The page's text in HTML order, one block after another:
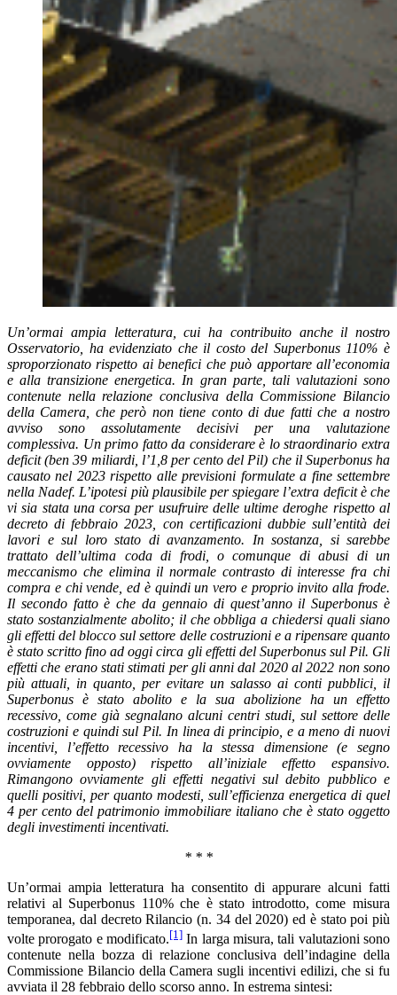
Un’ormai ampia letteratura, cui ha contribuito anche il nostro
Osservatorio, ha evidenziato che il costo del Superbonus 110% è
sproporzionato rispetto ai benefici che può apportare all’economia
e alla transizione energetica. In gran parte, tali valutazioni sono
contenute nella relazione conclusiva della Commissione Bilancio
della Camera, che però non tiene conto di due fatti che a nostro
avviso sono assolutamente decisivi per una valutazione
complessiva. Un primo fatto da considerare è lo straordinario extra
deficit (ben 39 miliardi, l’1,8 per cento del Pil) che il Superbonus ha
causato nel 2023 rispetto alle previsioni formulate a fine settembre
nella Nadef. L’ipotesi più plausibile per spiegare l’extra deficit è che
vi sia stata una corsa per usufruire delle ultime deroghe rispetto al
decreto di febbraio 2023, con certificazioni dubbie sull’entità dei
lavori e sul loro stato di avanzamento. In sostanza, si sarebbe
trattato dell’ultima coda di frodi, o comunque di abusi di un
meccanismo che elimina il normale contrasto di interesse fra chi
compra e chi vende, ed è quindi un vero e proprio invito alla frode.
Il secondo fatto è che da gennaio di quest’anno il Superbonus è
stato sostanzialmente abolito; il che obbliga a chiedersi quali siano
gli effetti del blocco sul settore delle costruzioni e a ripensare quanto
è stato scritto fino ad oggi circa gli effetti del Superbonus sul Pil. Gli
effetti che erano stati stimati per gli anni dal 2020 al 2022 non sono
più attuali, in quanto, per evitare un salasso ai conti pubblici, il
Superbonus è stato abolito e la sua abolizione ha un effetto
recessivo, come già segnalano alcuni centri studi, sul settore delle
costruzioni e quindi sul Pil. In linea di principio, e a meno di nuovi
incentivi, l’effetto recessivo ha la stessa dimensione (e segno
ovviamente opposto) rispetto all’iniziale effetto espansivo.
Rimangono ovviamente gli effetti negativi sul debito pubblico e
quelli positivi, per quanto modesti, sull’efficienza energetica di quel
4 per cento del patrimonio immobiliare italiano che è stato oggetto
degli investimenti incentivati.
* * *
Un’ormai ampia letteratura ha consentito di appurare alcuni fatti
relativi al Superbonus 110% che è stato introdotto, come misura
temporanea, dal decreto Rilancio (n. 34 del 2020) ed è stato poi più
volte prorogato e modificato.[1] In larga misura, tali valutazioni sono
contenute nella bozza di relazione conclusiva dell’indagine della
Commissione Bilancio della Camera sugli incentivi edilizi, che si fu
avviata il 28 febbraio dello scorso anno. In estrema sintesi: